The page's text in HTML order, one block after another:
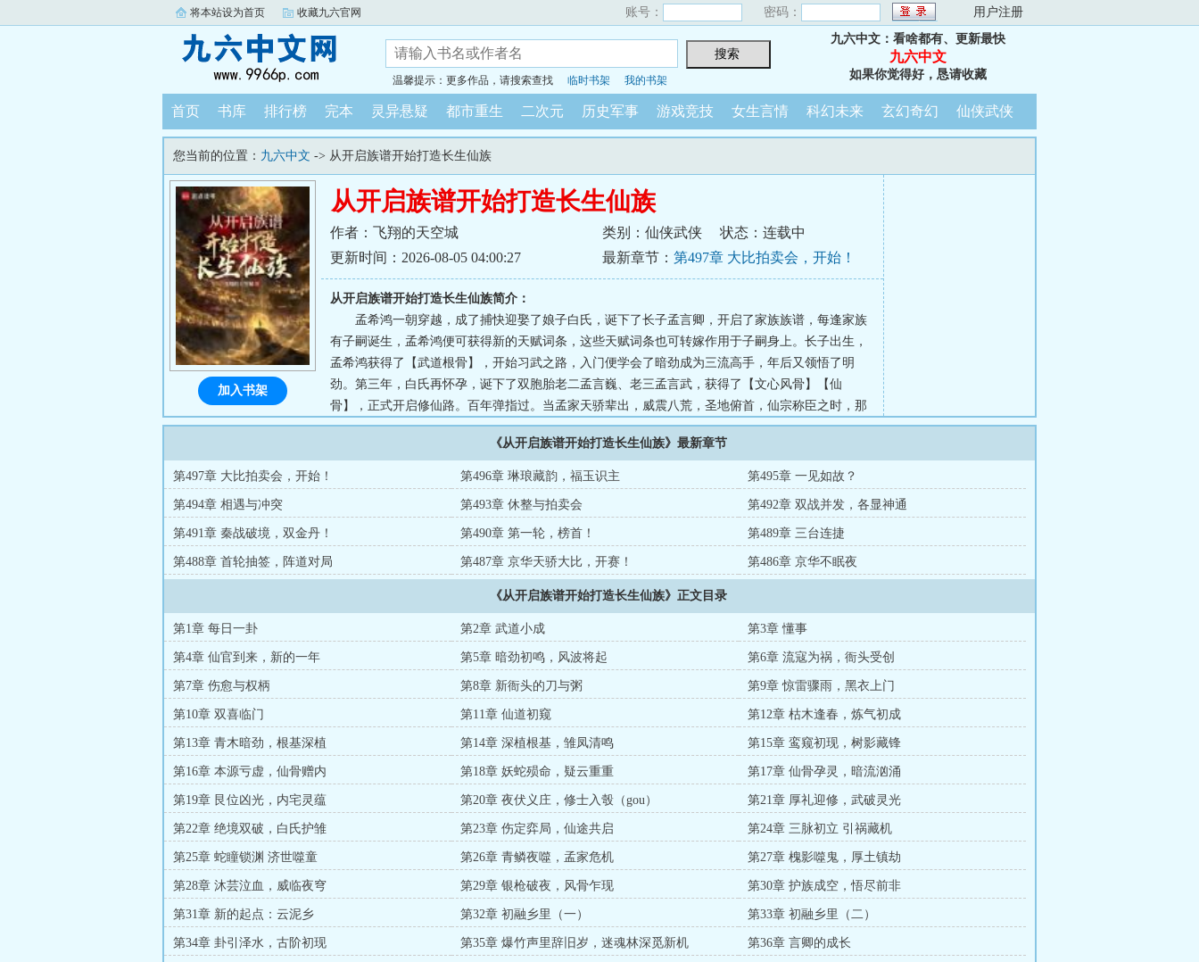
将本站设为首页 收藏九六官网 账号： 密码： 用户注册
温馨提示：更多作品，请搜索查找 临时书架 我的书架
九六中文：看啥都有、更新最快
九六中文
如果你觉得好，恳请收藏
首页 书库 排行榜 完本 灵异悬疑 都市重生 二次元 历史军事 游戏竞技 女生言情 科幻未来 玄幻奇幻 仙侠武侠
您当前的位置： 九六中文 -> 从开启族谱开始打造长生仙族
从开启族谱开始打造长生仙族
作者：飞翔的天空城 类别：仙侠武侠
状态：连载中
更新时间：2026-08-05 04:00:27
最新章节： 第497章 大比拍卖会，开始！
从开启族谱开始打造长生仙族简介：
孟希鸿一朝穿越，成了捕快迎娶了娘子白氏，诞下了长子孟言卿，开启了家族族谱，每逢家族
有子嗣诞生，孟希鸿便可获得新的天赋词条，这些天赋词条也可转嫁作用于子嗣身上。长子出生，
孟希鸿获得了【武道根骨】，开始习武之路，入门便学会了暗劲成为三流高手，年后又领悟了明
劲。第三年，白氏再怀孕，诞下了双胞胎老二孟言巍、老三孟言武，获得了【文心风骨】【仙
骨】，正式开启修仙路。百年弹指过。当孟家天骄辈出，威震八荒，圣地俯首，仙宗称臣之时，那
位端坐祖祠深处，每日悠闲卜卦祸福的老祖，才缓缓睁开眼：“嗯，今日卦象，大吉。看来我孟家，
加入书架
《从开启族谱开始打造长生仙族》最新章节
第497章 大比拍卖会，开始！ 第496章 琳琅藏韵，福玉识主 第495章 一见如故？
第494章 相遇与冲突 第493章 休整与拍卖会 第492章 双战并发，各显神通
第491章 秦战破境，双金丹！ 第490章 第一轮，榜首！ 第489章 三台连捷
第488章 首轮抽签，阵道对局 第487章 京华天骄大比，开赛！ 第486章 京华不眠夜
《从开启族谱开始打造长生仙族》正文目录
第1章 每日一卦 第2章 武道小成 第3章 懂事
第4章 仙官到来，新的一年 第5章 暗劲初鸣，风波将起 第6章 流寇为祸，衙头受创
第7章 伤愈与权柄 第8章 新衙头的刀与粥 第9章 惊雷骤雨，黑衣上门
第10章 双喜临门 第11章 仙道初窥 第12章 枯木逢春，炼气初成
第13章 青木暗劲，根基深植 第14章 深植根基，雏凤清鸣 第15章 鸾窥初现，树影藏锋
第16章 本源亏虚，仙骨赠内 第18章 妖蛇殒命，疑云重重 第17章 仙骨孕灵，暗流汹涌
第19章 艮位凶光，内宅灵蕴 第20章 夜伏义庄，修士入彀（gou） 第21章 厚礼迎修，武破灵光
第22章 绝境双破，白氏护雏 第23章 伤定弈局，仙途共启 第24章 三脉初立 引祸藏机
第25章 蛇瞳锁渊 济世噬童 第26章 青鳞夜噬，孟家危机 第27章 槐影噬鬼，厚土镇劫
第28章 沐芸泣血，威临夜穹 第29章 银枪破夜，风骨乍现 第30章 护族成空，悟尽前非
第31章 新的起点：云泥乡 第32章 初融乡里（一） 第33章 初融乡里（二）
第34章 卦引泽水，古阶初现 第35章 爆竹声里辞旧岁，迷魂林深觅新机 第36章 言卿的成长